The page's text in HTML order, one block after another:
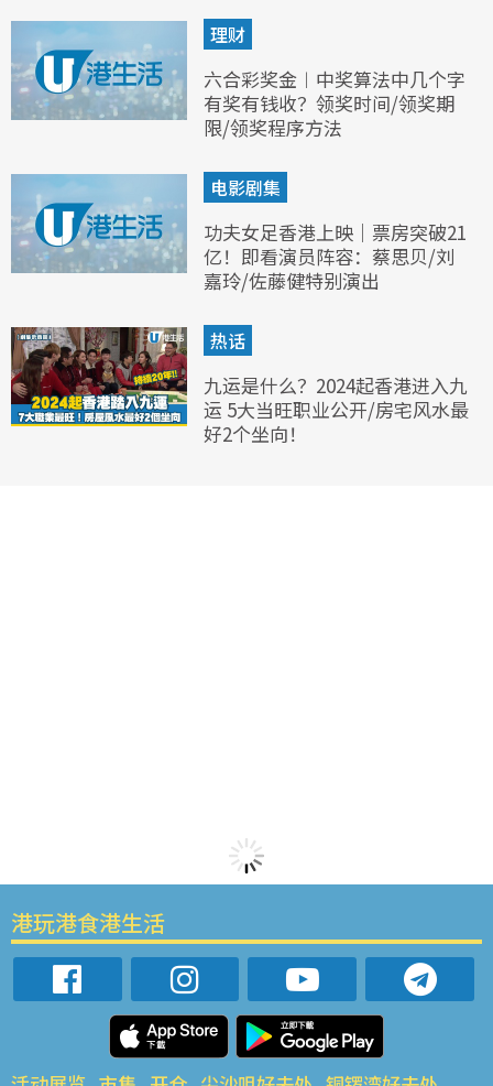
理财
六合彩奖金︱中奖算法中几个字
有奖有钱收？领奖时间/领奖期
限/领奖程序方法
电影剧集
功夫女足香港上映｜票房突破21
亿！即看演员阵容：蔡思贝/刘
嘉玲/佐藤健特别演出
热话
九运是什么？2024起香港进入九
运 5大当旺职业公开/房宅风水最
好2个坐向！
港玩港食港生活